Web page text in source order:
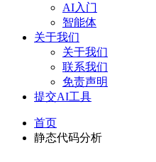
AI入门
智能体
关于我们
关于我们
联系我们
免责声明
提交AI工具
首页
静态代码分析